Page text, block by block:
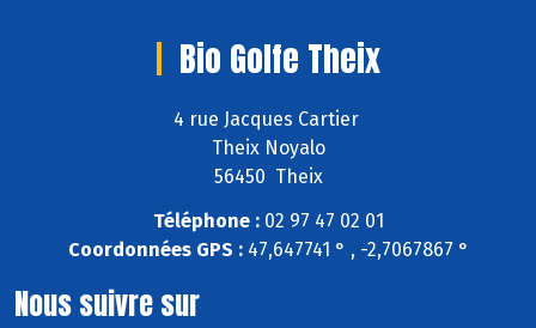
Bio Golfe Theix
4 rue Jacques Cartier
Theix Noyalo
56450 Theix
Téléphone :02 97 47 02 01
Coordonnées GPS :47,647741 ° , -2,7067867 °
Nous suivre sur